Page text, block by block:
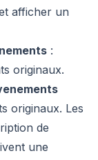
afficher un
:
originaux.
originaux. Les
de
une